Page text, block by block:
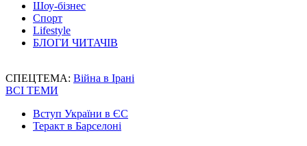
Шоу-бізнес
Спорт
Lifestyle
БЛОГИ ЧИТАЧІВ
СПЕЦТЕМА: Війна в Ірані
ВСІ ТЕМИ
Вступ України в ЄС
Теракт в Барселоні